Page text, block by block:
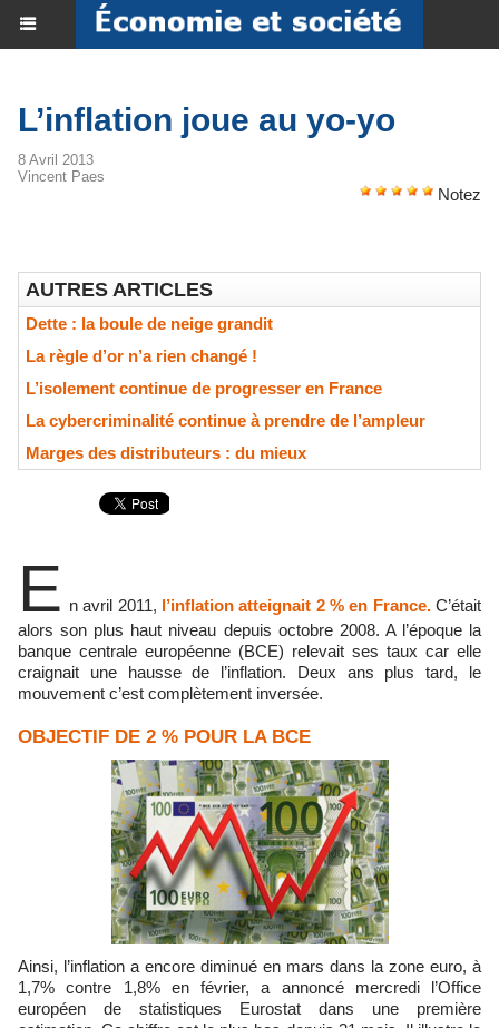
L’inflation joue au yo-yo
8 Avril 2013
Vincent Paes
Notez
AUTRES ARTICLES
Dette : la boule de neige grandit
La règle d’or n’a rien changé !
L’isolement continue de progresser en France
La cybercriminalité continue à prendre de l’ampleur
Marges des distributeurs : du mieux
E n avril 2011, l’inflation atteignait 2 % en France.C’était
alors son plus haut niveau depuis octobre 2008. A l’époque la
banque centrale européenne (BCE) relevait ses taux car elle
craignait une hausse de l’inflation. Deux ans plus tard, le
mouvement c’est complètement inversée.
OBJECTIF DE 2 % POUR LA BCE
Ainsi, l’inflation a encore diminué en mars dans la zone euro, à
1,7% contre 1,8% en février, a annoncé mercredi l’Office
européen de statistiques Eurostat dans une première